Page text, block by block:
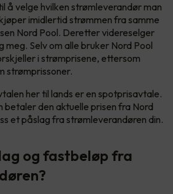
å velge hvilken strømleverandør man
imidlertid strømmen fra samme
Nord Pool. Deretter videreselger
meg. Selv om alle bruker Nord Pool
i strømprisene, ettersom
strømprissoner.
her til lands er en spotprisavtale.
den aktuelle prisen fra Nord
et påslag fra strømleverandøren din.
og fastbeløp fra